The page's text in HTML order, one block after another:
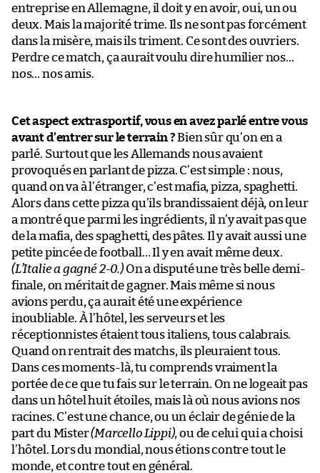
entreprise en Allemagne, il doit y en avoir, oui, un ou
deux. Mais la majorité trime. Ils ne sont pas forcément
dans la misère, mais ils triment. Ce sont des ouvriers.
Perdre ce match, ça aurait voulu dire humilier nos…
nos… nos amis.
Cet aspect extrasportif, vous en avez parlé entre vous
avant d’entrer sur le terrain ?Bien sûr qu’on en a
parlé. Surtout que les Allemands nous avaient
provoqués en parlant de pizza. C’est simple : nous,
quand on va à l’étranger, c’est mafia, pizza, spaghetti.
Alors dans cette pizza qu’ils brandissaient déjà, on leur
a montré que parmi les ingrédients, il n’y avait pas que
de la mafia, des spaghetti, des pâtes. Il y avait aussi une
petite pincée de football… Il y en avait même deux.
(L’Italie a gagné 2-0.)On a disputé une très belle demi-
finale, on méritait de gagner. Mais même si nous
avions perdu, ça aurait été une expérience
inoubliable. À l’hôtel, les serveurs et les
réceptionnistes étaient tous italiens, tous calabrais.
Quand on rentrait des matchs, ils pleuraient tous.
Dans ces moments-là, tu comprends vraiment la
portée de ce que tu fais sur le terrain. On ne logeait pas
dans un hôtel huit étoiles, mais là où nous avions nos
racines. C’est une chance, ou un éclair de génie de la
part du Mister(Marcello Lippi), ou de celui qui a choisi
l’hôtel. Lors du mondial, nous étions contre tout le
monde, et contre tout en général.